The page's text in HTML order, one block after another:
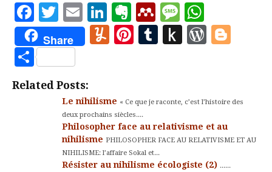
travail, qui correspond
aux nécessités
biologiques du…
Facebook
Twitter
EmailLinkedIn
Evernote
Mendeley
Message
Share Yummly
Pinterest
Tumblr
Push
Partager
Related Posts:
Le nihilisme « Ce que je raconte, c’est l’histoire des
deux prochains siècles....
Philosopher face au relativisme et au
nihilisme PHILOSOPHER FACE AU RELATIVISME ET AU
NIHILISME: l’affaire Sokal et...
Résister au nihilisme écologiste (2) ......